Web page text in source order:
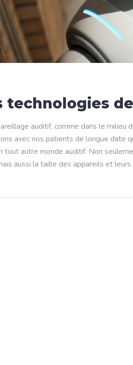
technologies
auditif, comme dans le milieu
avec nos patients de longue date
tout autre monde auditif. Non
aussi la taille des appareils et